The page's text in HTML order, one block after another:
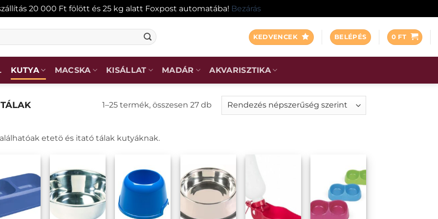
20 000 Ft fölött és 25 kg alatt Foxpost automatába! Bezárás
KEDVENCEK BELÉPÉS 0 FT
KUTYA MACSKA KISÁLLAT MADÁR AKVARISZTIKA
TÁLAK 1–25 termék, összesen 27 dbSorted
etetö és itató tálak kutyáknak.
KEDVENCEKHEZ KEDVENCEKHEZ KEDVENCEKHEZ KEDVENCEKHEZ